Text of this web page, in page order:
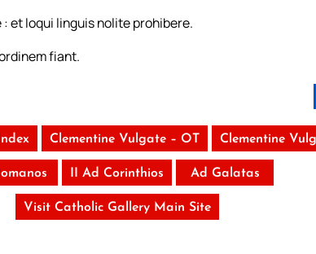
et loqui linguis nolite prohibere.
fiant.
Clementine Vulgate – OT Clementine
II Ad Corinthios Ad Galatas
Visit Catholic Gallery Main Site